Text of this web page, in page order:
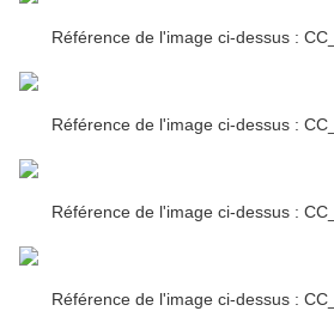
Référence de l'image ci-dessus :
Référence de l'image ci-dessus :
Référence de l'image ci-dessus :
Référence de l'image ci-dessus :